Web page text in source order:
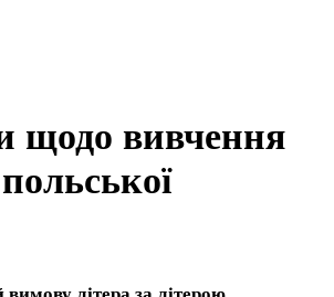
щодо вивчення
польської